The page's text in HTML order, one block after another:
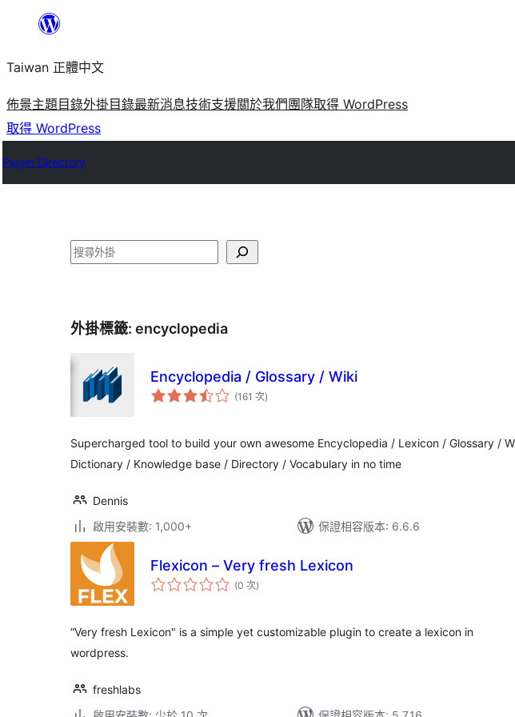
主
要
內
容
Taiwan 正體中文
佈景主題目錄外掛目錄最新消息技術支援關於我們 團隊取得 WordPress
取得 WordPress
Plugin Directory
搜
外掛標籤: encyclopedia
Encyclopedia / Glossary / Wiki
(161 次評
分)
Supercharged tool to build your own awesome Encyclopedia / Lexicon / Glossary /
Dictionary / Knowledge base / Directory / Vocabulary in no time
Dennis
啟用安裝數: 1,000+
保證相容版本: 6.6.6
Flexicon – Very fresh Lexicon
(0 次評
分)
“Very fresh Lexicon" is a simple yet customizable plugin to create a lexicon in
wordpress.
freshlabs